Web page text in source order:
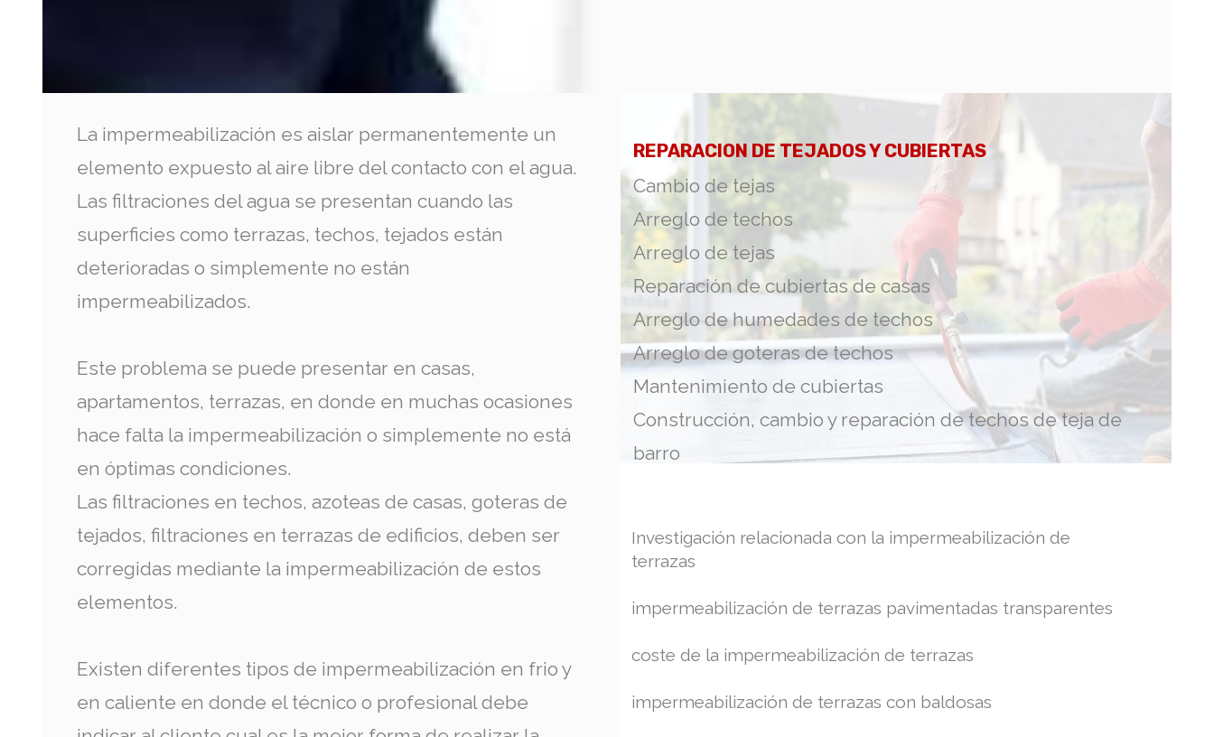
REPARACION DE TEJADOS Y CUBIERTAS
Cambio de tejas
Arreglo de techos
Arreglo de tejas
Reparación de cubiertas de casas
Arreglo de humedades de techos
Arreglo de goteras de techos
Mantenimiento de cubiertas
Construcción, cambio y reparación de techos de teja de
barro
Investigación relacionada con la impermeabilización de
terrazas
impermeabilización de terrazas pavimentadas transparentes
coste de la impermeabilización de terrazas
impermeabilización de terrazas con baldosas
La impermeabilización es aislar permanentemente un
elemento expuesto al aire libre del contacto con el agua.
Las filtraciones del agua se presentan cuando las
superficies como terrazas, techos, tejados están
deterioradas o simplemente no están
impermeabilizados.
Este problema se puede presentar en casas,
apartamentos, terrazas, en donde en muchas ocasiones
hace falta la impermeabilización o simplemente no está
en óptimas condiciones.
Las filtraciones en techos, azoteas de casas, goteras de
tejados, filtraciones en terrazas de edificios, deben ser
corregidas mediante la impermeabilización de estos
elementos.
Existen diferentes tipos de impermeabilización en frio y
en caliente en donde el técnico o profesional debe